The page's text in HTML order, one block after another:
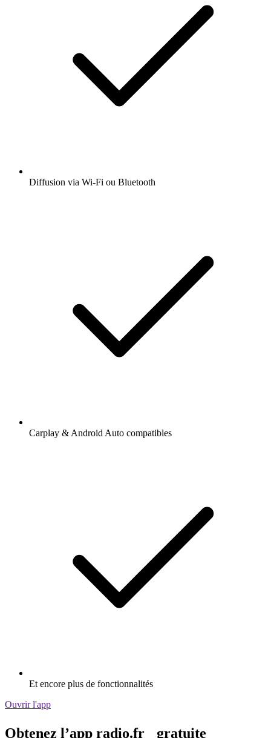
Diffusion via Wi-Fi ou Bluetooth
Carplay & Android Auto compatibles
Et encore plus de fonctionnalités
Ouvrir l'app
Obtenez l’app radio.fr gratuite